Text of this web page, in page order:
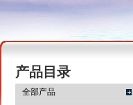
产品目录
全部产品